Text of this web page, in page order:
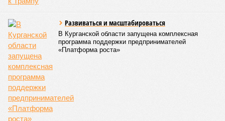
Развиваться и масштабироваться
В Курганской области запущена комплексная
программа поддержки предпринимателей
«Платформа роста»